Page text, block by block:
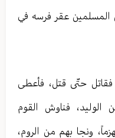
عقر فرسه في
فقاتل حتّى قتل، فأعطى
الوليد، فناوش القوم
ونجا بهم من الروم،